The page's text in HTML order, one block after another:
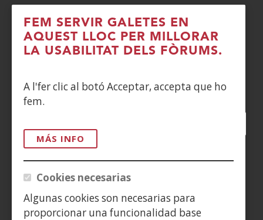
FEM SERVIR GALETES EN
AQUEST LLOC PER MILLORAR
LA USABILITAT DELS FÒRUMS.
A l'fer clic al botó Acceptar, accepta que ho
fem.
MÁS INFO
Cookies necesarias
Algunas cookies son necesarias para
proporcionar una funcionalidad base
DENUNCIAS
CONTACTO
Siguenos en:
en
una
finestra
nova)
en
una
finestra
nova)
una
finestra
nova)
una
finestra
nova)
finestrafinestrafinestra
en
(Obre